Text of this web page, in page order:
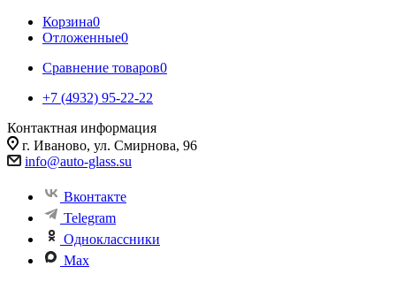
Корзина0
Отложенные0
Сравнение товаров0
+7 (4932) 95-22-22
Контактная информация
г. Иваново, ул. Смирнова, 96
info@auto-glass.su
Вконтакте
Telegram
Одноклассники
Max